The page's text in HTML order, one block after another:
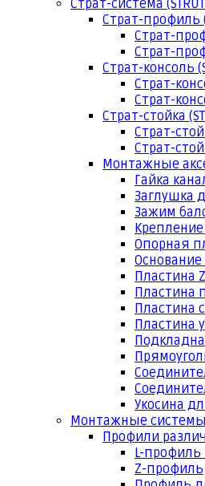
Страт-система
Страт-профиль
Страт-
Страт-
Страт-консоль
Страт-
Страт-
Страт-стойка
Страт-
Страт-
Монтажные
Гайка
Заглушка
Зажим
Опорная
Пластина
Пластина
Пластина
Пластина
Укосина
Монтажные системы
Профили
L-
Z-профиль